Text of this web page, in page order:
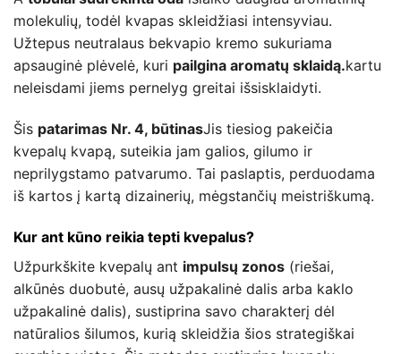
molekulių, todėl kvapas skleidžiasi intensyviau.
Užtepus neutralaus bekvapio kremo sukuriama
apsauginė plėvelė, kuri pailgina aromatų sklaidą.kartu
neleisdami jiems pernelyg greitai išsisklaidyti.
Šis patarimas Nr. 4, būtinasJis tiesiog pakeičia
kvepalų kvapą, suteikia jam galios, gilumo ir
neprilygstamo patvarumo. Tai paslaptis, perduodama
iš kartos į kartą dizainerių, mėgstančių meistriškumą.
Kur ant kūno reikia tepti kvepalus?
Užpurkškite kvepalų ant impulsų zonos (riešai,
alkūnės duobutė, ausų užpakalinė dalis arba kaklo
užpakalinė dalis), sustiprina savo charakterį dėl
natūralios šilumos, kurią skleidžia šios strategiškai